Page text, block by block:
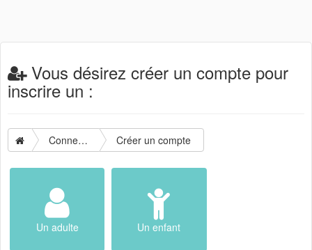
Vous désirez créer un compte pour
inscrire un :
Connexion Créer un compte
Un adulte Un enfant